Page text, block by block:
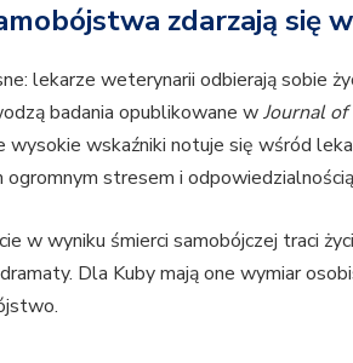
zdarzają się
lekarze weterynarii odbierają sobie
badania opublikowane wJournal
wysokie wskaźniki notuje się wśród
ogromnym stresem i
w wyniku śmierci samobójczej traci
Dla Kuby mają one wymiar